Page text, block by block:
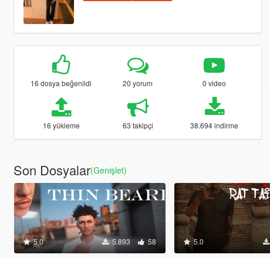
16 dosya beğenildi 20 yorum 0 video
16 yükleme 63 takipçi 38.694 indirme
Son Dosyalar(Genişlet)
5.0 5.893 58 5.0